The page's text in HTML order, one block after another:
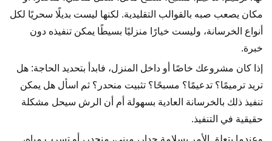
مكان يصعب صبه بالقوالب التقليدية. لكنها ليست بديلًا سحريًا لكل
أنواع الخرسانة، وليست خيارًا منزليًا بسيطًا يمكن تنفيذه دون
خبرة.
إذا كان مشروعك خاصًا أو داخل المنزل، فابدأ بتحديد الحاجة: هل
تريد ترميمًا؟ تدعيمًا؟ مسبحًا؟ تثبيت منحدر؟ ثم اسأل هل يمكن
تنفيذ ذلك بالخرسانة العادية بسهولة أم أن الرش سيحل مشكلة
حقيقية في التنفيذ.
وعندما يتعلق الأمر بسلامة جدار، مبنى، منحدر، أو تسرب مياه،